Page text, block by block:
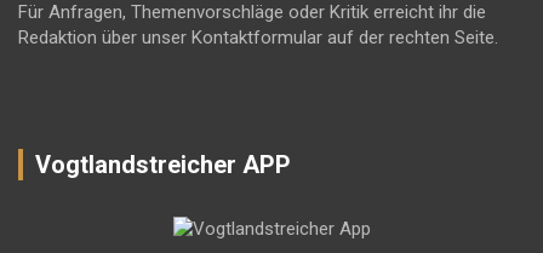
Für Anfragen, Themenvorschläge oder Kritik erreicht ihr die
Redaktion über unser Kontaktformular auf der rechten Seite.
Vogtlandstreicher APP